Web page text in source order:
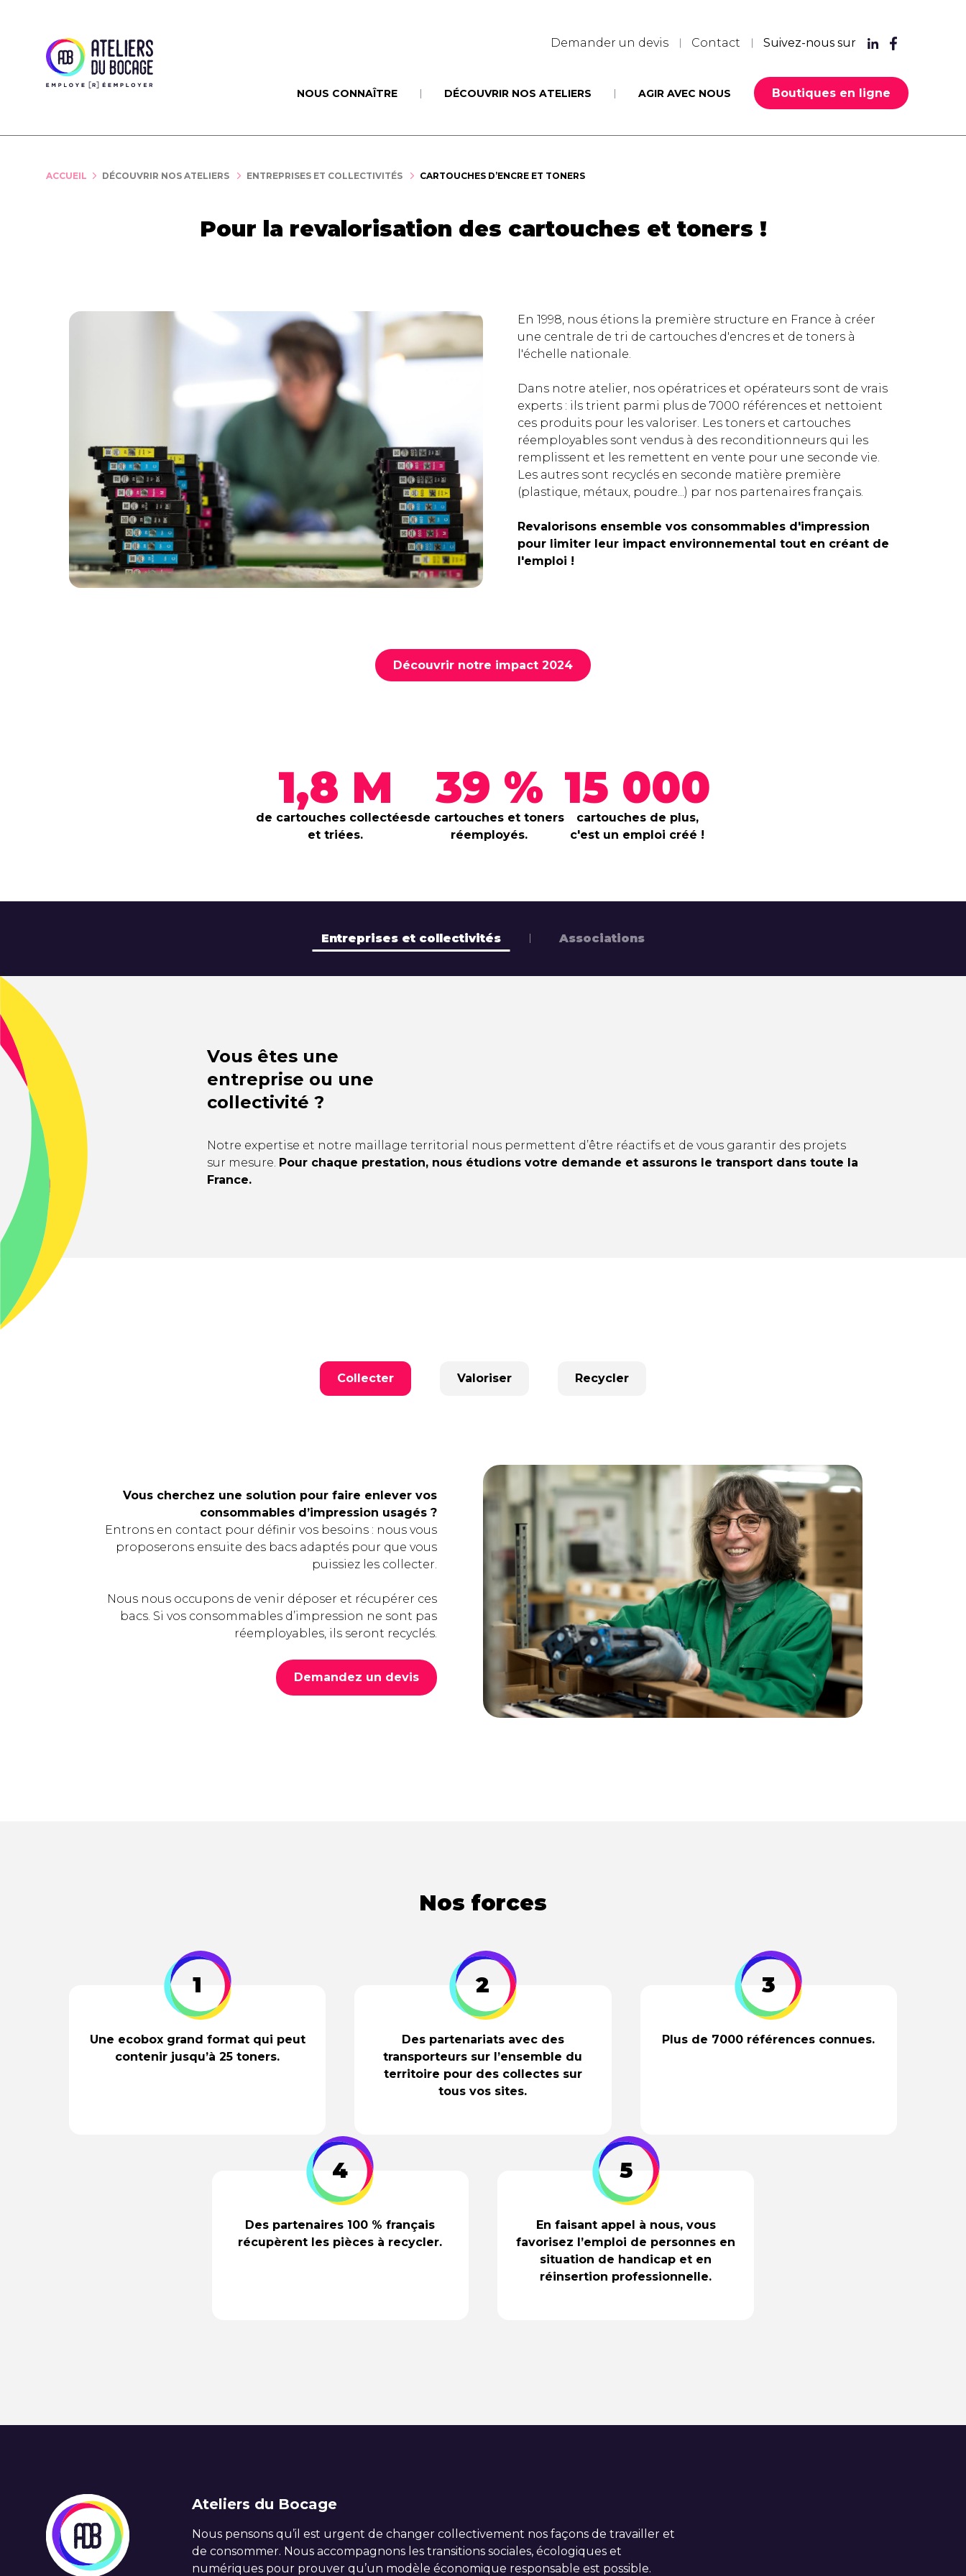
Demander un devis Contact Suivez-nous sur
NOUS CONNAÎTRE DÉCOUVRIR NOS ATELIERS AGIR AVEC NOUS Boutiques en ligne
ACCUEIL DÉCOUVRIR NOS ATELIERS ENTREPRISES ET COLLECTIVITÉS CARTOUCHES D’ENCRE ET TONERS
Pour la revalorisation des cartouches et toners !
En 1998, nous étions la première structure en France à créer
une centrale de tri de cartouches d'encres et de toners à
l'échelle nationale.
Dans notre atelier, nos opératrices et opérateurs sont de vrais
experts : ils trient parmi plus de 7000 références et nettoient
ces produits pour les valoriser. Les toners et cartouches
réemployables sont vendus à des reconditionneurs qui les
remplissent et les remettent en vente pour une seconde vie.
Les autres sont recyclés en seconde matière première
(plastique, métaux, poudre...) par nos partenaires français.
Revalorisons ensemble vos consommables d'impression
pour limiter leur impact environnemental tout en créant de
l'emploi !
Découvrir notre impact 2024
1,8 M
de cartouches collectées
et triées.
39 %
de cartouches et toners
réemployés.
15 000
cartouches de plus,
c'est un emploi créé !
Entreprises et collectivités Associations
Vous êtes une
entreprise ou une
collectivité ?
Notre expertise et notre maillage territorial nous permettent d’être réactifs et de vous garantir des projets
sur mesure. Pour chaque prestation, nous étudions votre demande et assurons le transport dans toute la
France.
Collecter Valoriser Recycler
Vous cherchez une solution pour faire enlever vos
consommables d’impression usagés ?
Entrons en contact pour définir vos besoins : nous vous
proposerons ensuite des bacs adaptés pour que vous
puissiez les collecter.
Nous nous occupons de venir déposer et récupérer ces
bacs. Si vos consommables d’impression ne sont pas
réemployables, ils seront recyclés.
Demandez un devis
Nos forces
1
Une ecobox grand format qui peut
contenir jusqu’à 25 toners.
2
Des partenariats avec des
transporteurs sur l’ensemble du
territoire pour des collectes sur
tous vos sites.
3
Plus de 7000 références connues.
4
Des partenaires 100 % français
récupèrent les pièces à recycler.
5
En faisant appel à nous, vous
favorisez l’emploi de personnes en
situation de handicap et en
réinsertion professionnelle.
Ateliers du Bocage
Nous pensons qu’il est urgent de changer collectivement nos façons de travailler et
de consommer. Nous accompagnons les transitions sociales, écologiques et
numériques pour prouver qu’un modèle économique responsable est possible.